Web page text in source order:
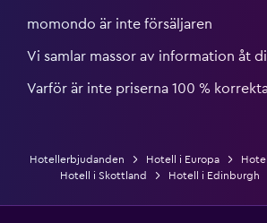
momondo är inte försäljaren
Vi samlar massor av information åt
Varför är inte priserna 100 %
Hotellerbjudanden Hotell i Europa
Hotell i Skottland
Hotell i Edinburgh